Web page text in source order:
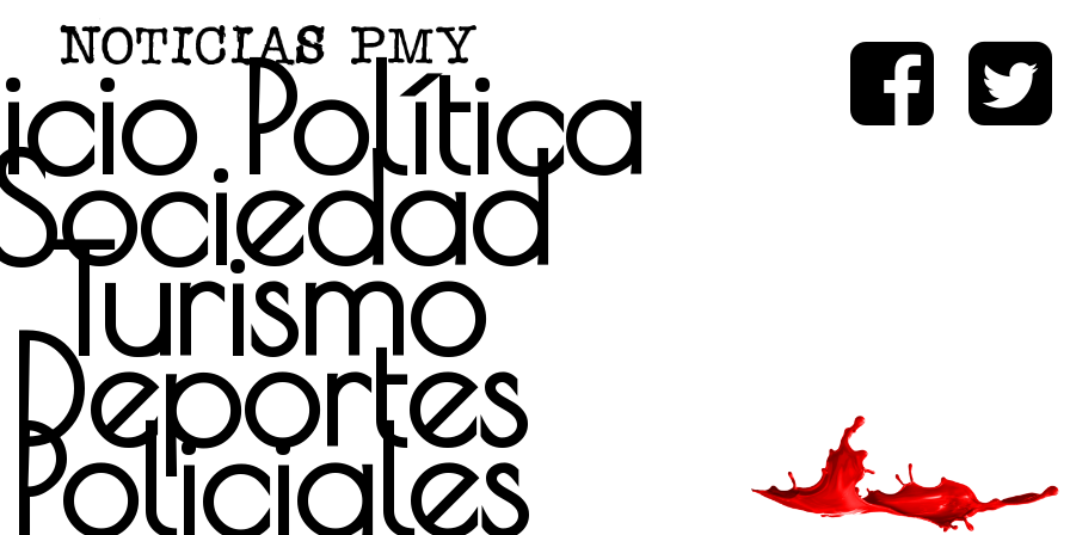
Política
Turismo
Deportes
Policiales